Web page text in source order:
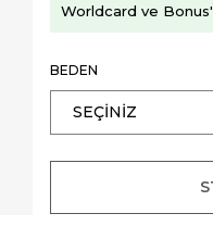
Worldcard ve
BEDEN